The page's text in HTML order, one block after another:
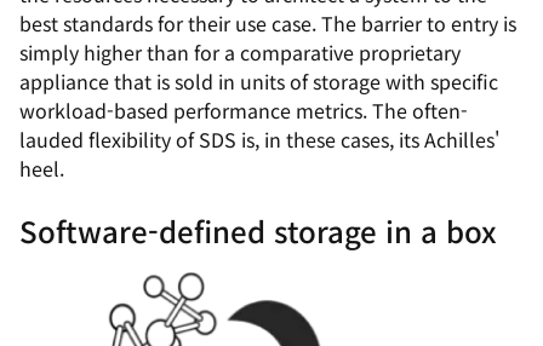
best standards for their use case. The barrier to entry is
simply higher than for a comparative proprietary
appliance that is sold in units of storage with specific
workload-based performance metrics. The often-
lauded flexibility of SDS is, in these cases, its Achilles'
heel.
Software-defined storage in a box